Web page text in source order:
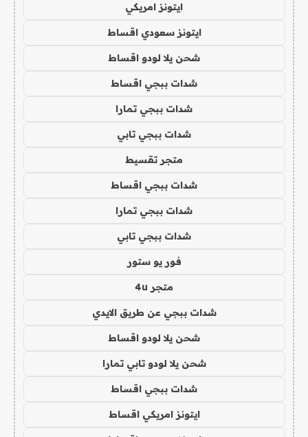
ايتونز امريكي
ايتونز سعودي اقساط
شحن يلا لودو اقساط
شدات ببجي اقساط
شدات ببجي تمارا
شدات ببجي تابي
متجر تقسيط
شدات ببجي اقساط
شدات ببجي تمارا
شدات ببجي تابي
فور يو ستور
متجر 4u
شدات ببجي عن طريق الايدي
شحن يلا لودو اقساط
شحن يلا لودو تابي تمارا
شدات ببجي اقساط
ايتونز امريكي اقساط